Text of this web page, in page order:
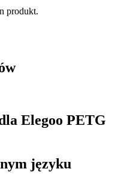
produkt.
Elegoo PETG
języku